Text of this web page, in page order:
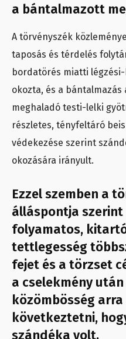
a bántalmazott
A törvényszék
taposás és térdelés
bordatörés miatti
okozta, és a
meghaladó testi-lelki
részletes, tényfeltáró
védekezése szerint
okozására irányult.
Ezzel szemben a
álláspontja
folyamatos,
tettlegesség
fejet és a törzset
a cselekmény
közömbösség
következtetni,
szándéka volt.